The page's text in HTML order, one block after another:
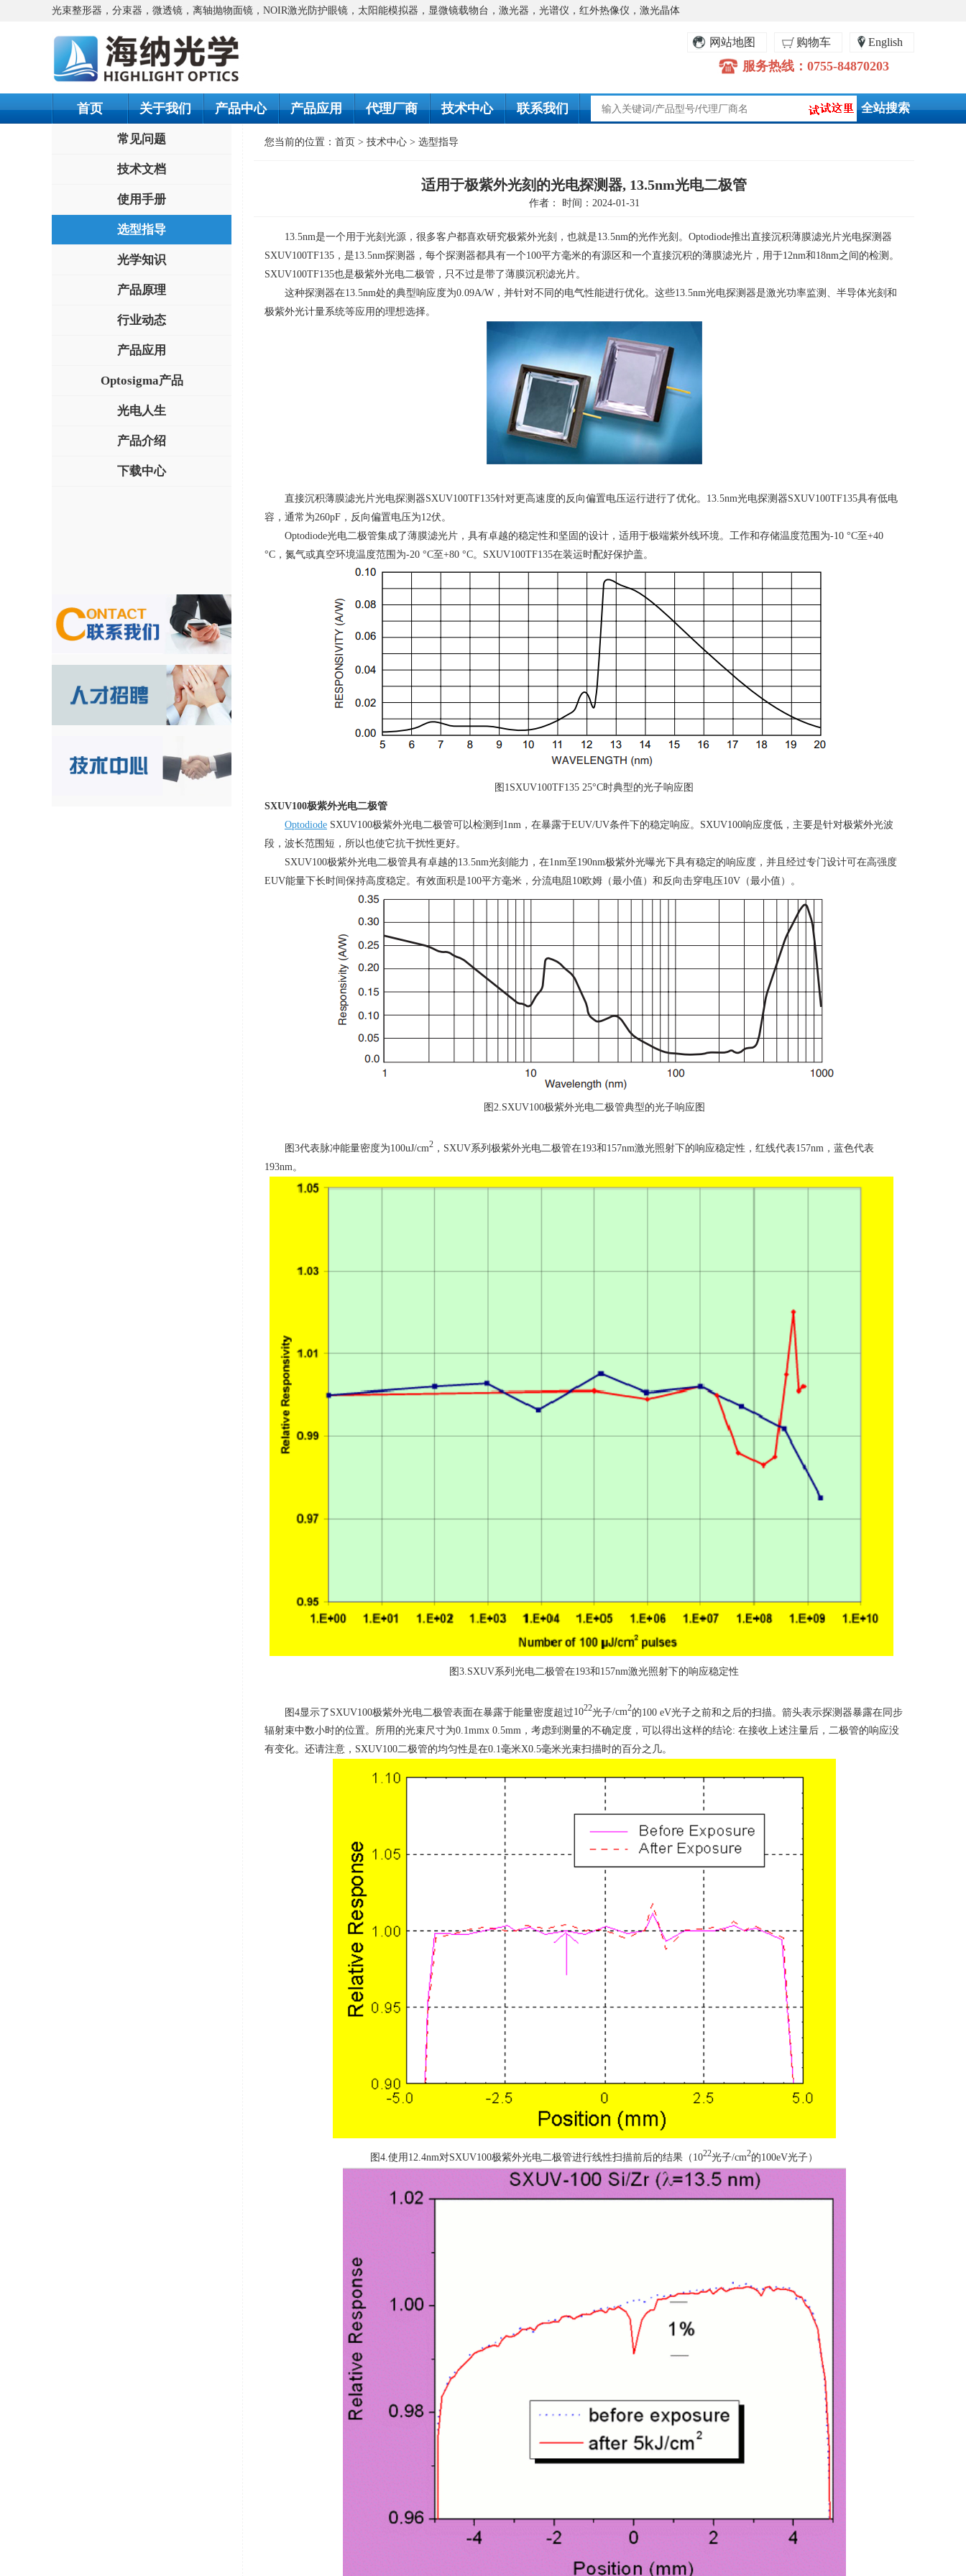
光束整形器，分束器，微透镜，离轴抛物面镜，NOIR激光防护眼镜，太阳能模拟器，显微镜载物台，激光器，光谱仪，红外热像仪，激光晶体
English
购物车
网站地图
服务热线：0755-84870203
首页 关于我们 产品中心 产品应用 代理厂商 技术中心 联系我们
常见问题
技术文档
使用手册
选型指导
光学知识
产品原理
行业动态
产品应用
Optosigma产品
光电人生
产品介绍
下载中心
您当前的位置： 首页 > 技术中心 > 选型指导
适用于极紫外光刻的光电探测器, 13.5nm光电二极管
作者： 时间：2024-01-31
13.5nm是一个用于光刻光源，很多客户都喜欢研究极紫外光刻，也就是13.5nm的光作光刻。 Optodiode推出直接沉积薄膜滤光片光电探测器
SXUV100TF135 ，是13.5nm探测器，每个探测器都具有一个100平方毫米的有源区和一个直接沉积的薄膜滤光片，用于12nm和 18nm之间的检测。
SXUV100TF135也是极紫外光电二极管，只不过是带了薄膜沉积滤光片。
这种探测器在13.5nm处的典型响应度为0.09A/W ，并针对不同的电气性能进行优化。这些13.5nm光电探测器是激光功率监测、半导体光刻和
极紫外光计量系统等应用的理想选择。
直接沉积薄膜滤光片光电探测器SXUV100TF135针对更高速度的反向偏置电压运行进行了优化。 13.5nm光电探测器SXUV100TF135具有低电
容，通常为260pF ，反向偏置电压为12伏。
Optodiode光电二极管集成了薄膜滤光片，具有卓越的稳定性和坚固的设计，适用于极端紫外线环境。工作和存储温度范围为-10 °C至+40
°C ，氮气或真空环境温度范围为-20 °C至+80 °C。 SXUV100TF135在装运时配好保护盖。
图 1SXUV100TF135 25°C时典型的光子响应图
SXUV100极紫外光电二极管
Optodiode SXUV100极紫外光电二极管可以检测到 1nm ，在暴露于EUV/UV条件下的稳定响应。 SXUV100响应度低，主要是针对极紫外光波
段，波长范围短，所以也使它抗干扰性更好。
SXUV100极紫外光电二极管具有卓越的13.5nm光刻能力，在1nm至 190nm极紫外光曝光下具有稳定的响应度，并且经过专门设计可在高强度
EUV能量下长时间保持高度稳定。有效面积是100平方毫米，分流电阻 10欧姆（最小值）和反向击穿电压10V （最小值）。
图 2.SXUV100极紫外光电二极管典型的光子响应图
图3代表脉冲能量密度为100uJ/cm2 ， SXUV系列极紫外光电二极管在193和157nm激光照射下的响应稳定性，红线代表157nm ，蓝色代表
193nm 。
图3.SXUV系列光电二极管在193和157nm激光照射下的响应稳定性
图4显示了 SXUV100极紫外光电二极管表面在暴露于能量密度超过1022光子/cm2的100 eV光子之前和之后的扫描。箭头表示探测器暴露在同步
辐射束中数小时的位置。所用的光束尺寸为0.1mmx 0.5mm ，考虑到测量的不确定度，可以得出这样的结论: 在接收上述注量后，二极管的响应没
有变化。还请注意， SXUV100二极管的均匀性是在0.1毫米X0.5毫米光束扫描时的百分之几。
图 4. 使用 12.4nm对SXUV100极紫外光电二极管进行线性扫描前后的结果（ 1022光子/cm2的100eV光子）